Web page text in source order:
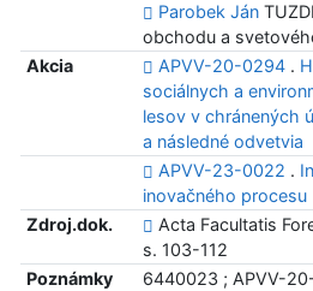
Parobek Ján
obchodu a
Akcia
APVV-20-0294.
sociálnych a
lesov v chránených
a následné odvetvia
APVV-23-0022 .
inovačného procesu
Zdroj.dok.
Acta Facultatis
s. 103-112
Poznámky
6440023 ; APVV-